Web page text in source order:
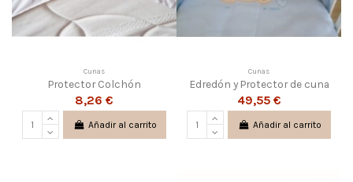
Cunas
Protector Colchón
8,26 €
Añadir al carrito
Cunas
Edredón y Protector de cuna
49,55 €
Añadir al carrito